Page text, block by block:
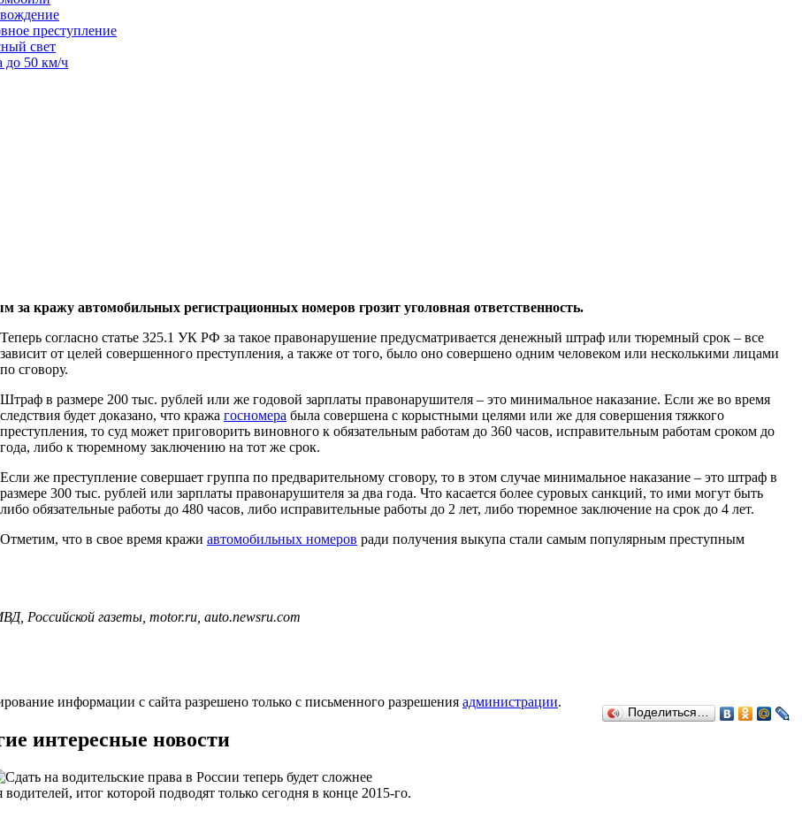
преступление
свет
до 50 км/ч
за кражу автомобильных регистрационных номеров грозит уголовная ответственность.
Теперь согласно статье 325.1 УК РФ за такое правонарушение предусматривается денежный штраф или тюремный срок – все
зависит от целей совершенного преступления, а также от того, было оно совершено одним человеком или несколькими лицами
по сговору.
Штраф в размере 200 тыс. рублей или же годовой зарплаты правонарушителя – это минимальное наказание. Если же во время
следствия будет доказано, что кража госномера была совершена с корыстными целями или же для совершения тяжкого
преступления, то суд может приговорить виновного к обязательным работам до 360 часов, исправительным работам сроком до
года, либо к тюремному заключению на тот же срок.
Если же преступление совершает группа по предварительному сговору, то в этом случае минимальное наказание – это штраф в
размере 300 тыс. рублей или зарплаты правонарушителя за два года. Что касается более суровых санкций, то ими могут быть
либо обязательные работы до 480 часов, либо исправительные работы до 2 лет, либо тюремное заключение на срок до 4 лет.
Отметим, что в свое время кражи автомобильных номеров ради получения выкупа стали самым популярным преступным
Российской газеты, motor.ru, auto.newsru.com
Поделиться…
информации с сайта разрешено только с письменного разрешения администрации.
интересные новости
итог которой подводят только сегодня в конце 2015-го.